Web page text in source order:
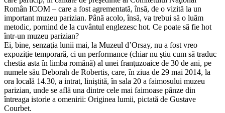
Român ICOM – care a fost agrementată, însă, de o vizită la un
important muzeu parizian. Până acolo, însă, va trebui să o luăm
metodic, pornind de la cuvântul englezesc hot. Ce poate să fie hot
într-un muzeu parizian?
Ei, bine, senzaţia lunii mai, la Muzeul d’Orsay, nu a fost vreo
expoziţie temporară, ci un performance (chiar nu ştiu cum să traduc
chestia asta în limba română) al unei franţuzoaice de 30 de ani, pe
numele său Deborah de Robertis, care, în ziua de 29 mai 2014, la
ora locală 14.30, a intrat, liniştită, în sala 20 a faimosului muzeu
parizian, unde se află una dintre cele mai faimoase pânze din
întreaga istorie a omenirii: Originea lumii, pictată de Gustave
Courbet.